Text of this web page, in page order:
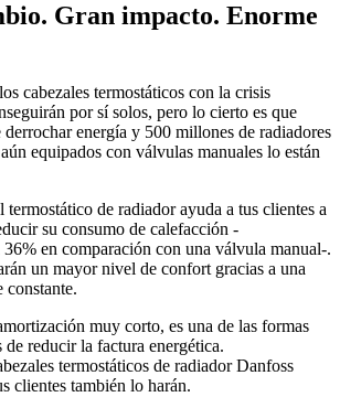
Gran impacto. Enorme
cabezales termostáticos con la crisis
por sí solos, pero lo cierto es que
derrochar energía y 500 millones de radiadores
equipados con válvulas manuales lo están
termostático de radiador ayuda a tus clientes a
su consumo de calefacción -
en comparación con una válvula manual-.
un mayor nivel de confort gracias a una
constante.
muy corto, es una de las formas
de reducir la factura energética.
termostáticos de radiador Danfoss
clientes también lo harán.